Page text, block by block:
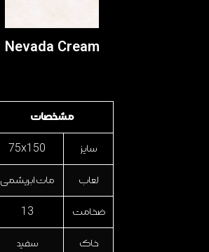
Nevada Cream
مشخصات
سایز 75x150
لعاب مات ابریشمی
ضخامت 13
خاک سفید